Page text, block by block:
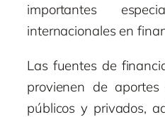
importantes
internacionales en
Las fuentes de
provienen de aportes
públicos y privados,